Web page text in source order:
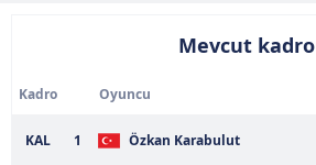
Mevcut kadro
Kadro Oyuncu
KAL 1 Özkan Karabulut